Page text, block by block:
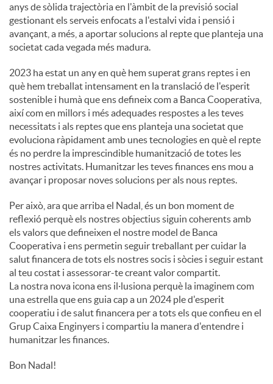
anys de sòlida trajectòria en l'àmbit de la previsió social
gestionant els serveis enfocats a l'estalvi vida i pensió i
avançant, a més, a aportar solucions al repte que planteja una
societat cada vegada més madura.
2023 ha estat un any en què hem superat grans reptes i en
què hem treballat intensament en la translació de l'esperit
sostenible i humà que ens defineix com a Banca Cooperativa,
així com en millors i més adequades respostes a les teves
necessitats i als reptes que ens planteja una societat que
evoluciona ràpidament amb unes tecnologies en què el repte
és no perdre la imprescindible humanització de totes les
nostres activitats. Humanitzar les teves finances ens mou a
avançar i proposar noves solucions per als nous reptes.
Per això, ara que arriba el Nadal, és un bon moment de
reflexió perquè els nostres objectius siguin coherents amb
els valors que defineixen el nostre model de Banca
Cooperativa i ens permetin seguir treballant per cuidar la
salut financera de tots els nostres socis i sòcies i seguir estant
al teu costat i assessorar-te creant valor compartit.
La nostra nova icona ens il·lusiona perquè la imaginem com
una estrella que ens guia cap a un 2024 ple d'esperit
cooperatiu i de salut financera per a tots els que confieu en el
Grup Caixa Enginyers i compartiu la manera d'entendre i
humanitzar les finances.
Bon Nadal!